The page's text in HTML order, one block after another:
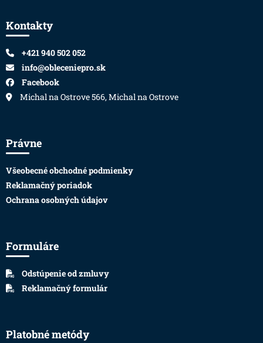
Kontakty
+421 940 502 052
info@obleceniepro.sk
Facebook
Michal na Ostrove 566, Michal na Ostrove
Právne
Všeobecné obchodné podmienky
Reklamačný poriadok
Ochrana osobných údajov
Formuláre
Odstúpenie od zmluvy
Reklamačný formulár
Platobné metódy